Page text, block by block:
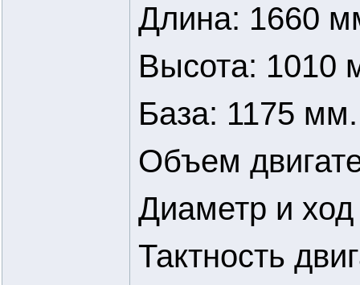
Длина: 1660
Высота: 1010
База: 1175 мм.
Объем
Диаметр и
Тактность